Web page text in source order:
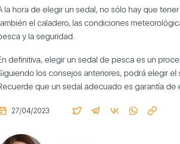
la hora de elegir un sedal, no sólo hay que
el caladero, las condiciones
y la seguridad.
definitiva, elegir un sedal de pesca es un
los consejos anteriores, podrá elegir
que un sedal adecuado es garantía de
27/04/2023